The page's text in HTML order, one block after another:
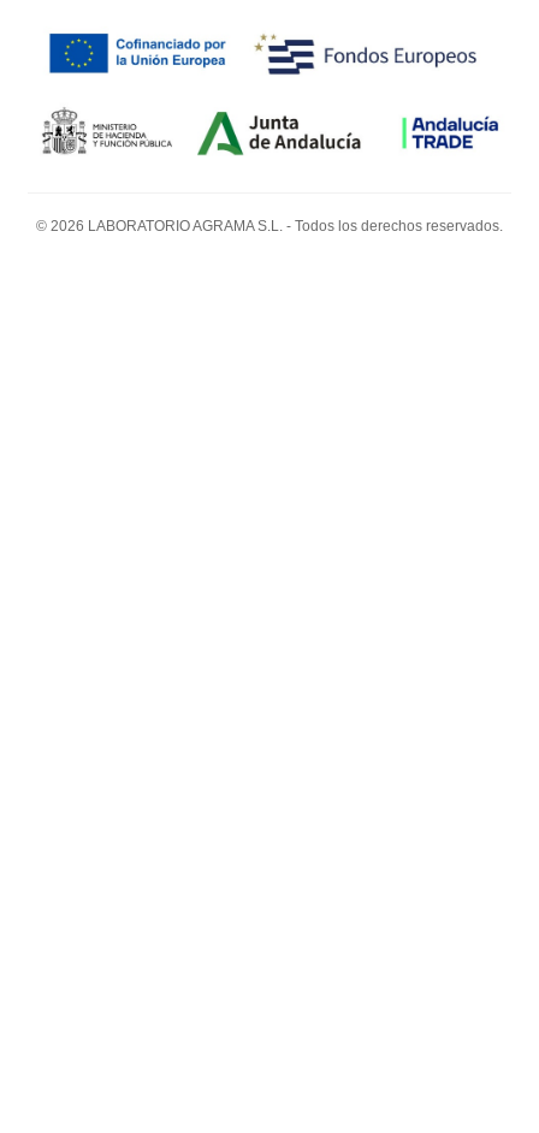
© 2026 LABORATORIO AGRAMA S.L. - Todos los derechos reservados.